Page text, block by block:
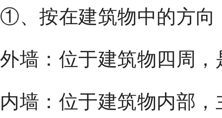
①、按在建筑物中的方向
外墙：位于建筑物四周
内墙：位于建筑物内部